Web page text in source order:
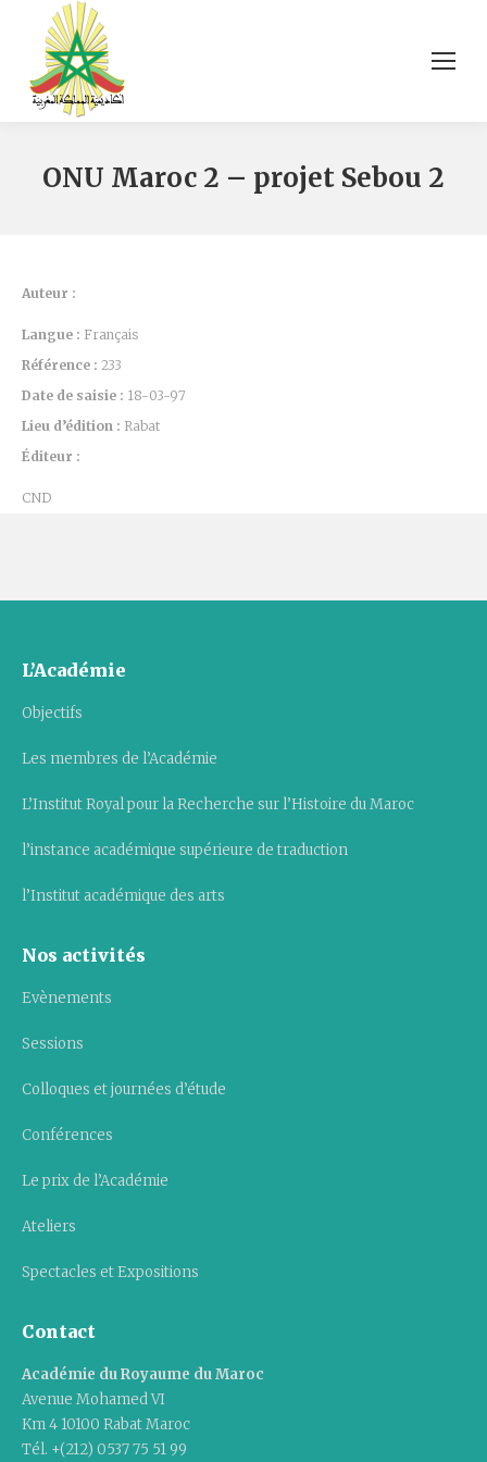
ONU Maroc 2 – projet Sebou 2
Auteur :
Langue : Français
Référence : 233
Date de saisie : 18-03-97
Lieu d’édition : Rabat
Éditeur :
CND
L’Académie
Objectifs
Les membres de l’Académie
L’Institut Royal pour la Recherche sur l’Histoire du Maroc
l’instance académique supérieure de traduction
l’Institut académique des arts
Nos activités
Evènements
Sessions
Colloques et journées d’étude
Conférences
Le prix de l’Académie
Ateliers
Spectacles et Expositions
Contact
Académie du Royaume du Maroc
Avenue Mohamed VI
Km 4 10100 Rabat Maroc
Tél. +(212) 0537 75 51 99